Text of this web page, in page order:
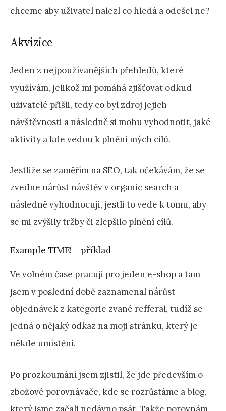
chceme aby uživatel nalezl co hledá a odešel ne?
Akvizice
Jeden z nejpoužívanějších přehledů, které
využívám, jelikož mi pomáhá zjišťovat odkud
uživatelé přišli, tedy co byl zdroj jejich
návštěvnosti a následně si mohu vyhodnotit, jaké
aktivity a kde vedou k plnění mých cílů.
Jestliže se zaměřím na SEO, tak očekávám, že se
zvedne nárůst návštěv v organic search a
následně vyhodnocuji, jestli to vede k tomu, aby
se mi zvýšily tržby či zlepšilo plnění cílů.
Example TIME! – příklad
Ve volném čase pracuji pro jeden e-shop a tam
jsem v poslední době zaznamenal nárůst
objednávek z kategorie zvané refferal, tudíž se
jedná o nějaký odkaz na moji stránku, který je
někde umístění.
Po prozkoumání jsem zjistil, že jde především o
zbožové porovnávače, kde se rozrůstáme a blog,